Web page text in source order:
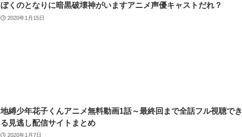
ぼくのとなりに暗黒破壊神がいますアニメ声優キャストだれ？
2020年1月15日
地縛少年花子くんアニメ無料動画1話～最終回まで全話フル視聴でき
る見逃し配信サイトまとめ
2020年1月7日